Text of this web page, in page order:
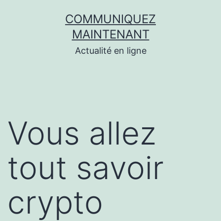
COMMUNIQUEZ
MAINTENANT
Actualité en ligne
Vous allez
tout savoir
crypto